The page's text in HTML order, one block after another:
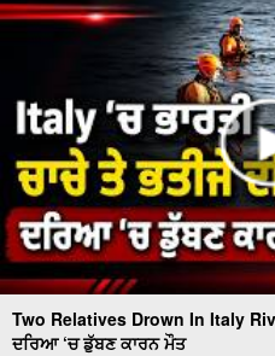
Two Relatives Drown In Italy
ਦਰਿਆ ‘ਚ ਡੁੱਬਣ ਕਾਰਨ ਮੌਤ